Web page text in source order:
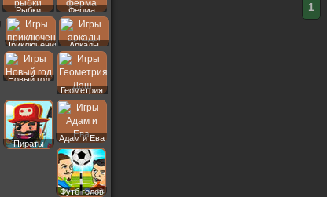
1
Рыбки Ферма
Приключения Аркады
Новый год
Геометрия
Даш
Пираты
Адам и Ева
Футб голов